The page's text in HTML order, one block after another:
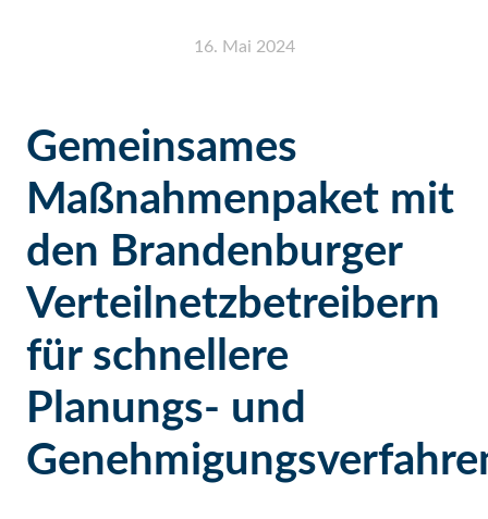
16. Mai 2024
Gemeinsames
Maßnahmenpaket mit
den Brandenburger
Verteilnetzbetreibern
für schnellere
Planungs- und